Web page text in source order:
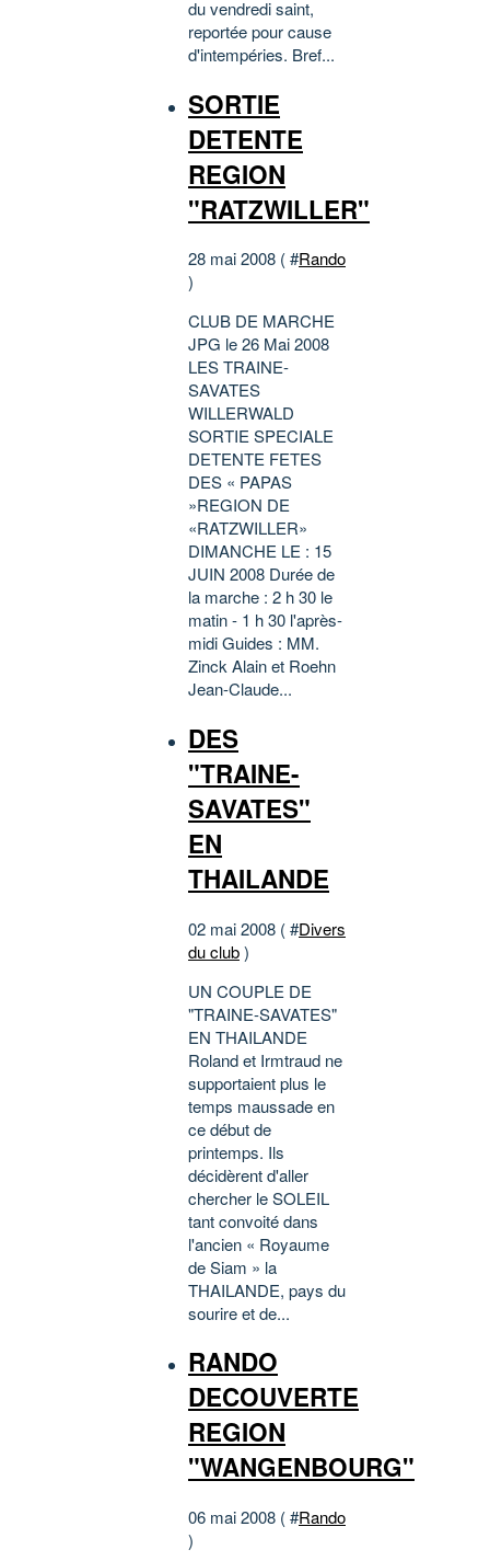
du vendredi saint,
reportée pour cause
d'intempéries. Bref...
SORTIE
DETENTE
REGION
"RATZWILLER"
28 mai 2008 ( #Rando
)
CLUB DE MARCHE
JPG le 26 Mai 2008
LES TRAINE-
SAVATES
WILLERWALD
SORTIE SPECIALE
DETENTE FETES
DES « PAPAS
»REGION DE
«RATZWILLER»
DIMANCHE LE : 15
JUIN 2008 Durée de
la marche : 2 h 30 le
matin - 1 h 30 l'après-
midi Guides : MM.
Zinck Alain et Roehn
Jean-Claude...
DES
"TRAINE-
SAVATES"
EN
THAILANDE
02 mai 2008 ( #Divers
du club)
UN COUPLE DE
"TRAINE-SAVATES"
EN THAILANDE
Roland et Irmtraud ne
supportaient plus le
temps maussade en
ce début de
printemps. Ils
décidèrent d'aller
chercher le SOLEIL
tant convoité dans
l'ancien « Royaume
de Siam » la
THAILANDE, pays du
sourire et de...
RANDO
DECOUVERTE
REGION
"WANGENBOURG"
06 mai 2008 ( #Rando
)